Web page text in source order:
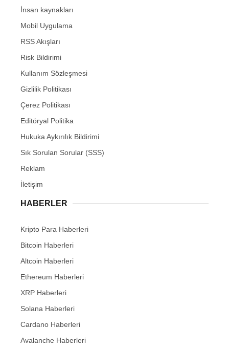
İnsan kaynakları
Mobil Uygulama
RSS Akışları
Risk Bildirimi
Kullanım Sözleşmesi
Gizlilik Politikası
Çerez Politikası
Editöryal Politika
Hukuka Aykırılık Bildirimi
Sık Sorulan Sorular (SSS)
Reklam
İletişim
HABERLER
Kripto Para Haberleri
Bitcoin Haberleri
Altcoin Haberleri
Ethereum Haberleri
XRP Haberleri
Solana Haberleri
Cardano Haberleri
Avalanche Haberleri